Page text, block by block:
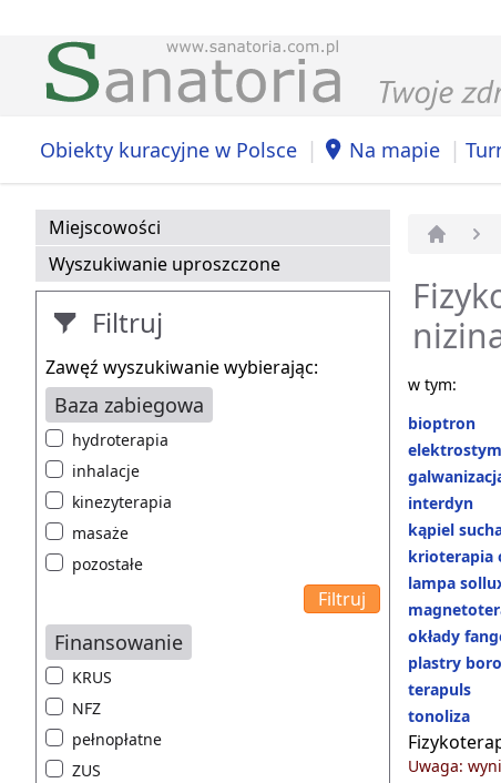
Obiekty kuracyjne w Polsce | Na mapie |
Miejscowości
Wyszukiwanie uproszczone
Filtruj
Zawęź wyszukiwanie wybierając:
Baza zabiegowa
hydroterapia
inhalacje
kinezyterapia
masaże
pozostałe
Finansowanie
KRUS
NFZ
pełnopłatne
ZUS
w tym:
bioptron
interdyn
kąpiel
krioterapia
lampa
okłady
plastry
terapuls
tonoliza
Uwaga: